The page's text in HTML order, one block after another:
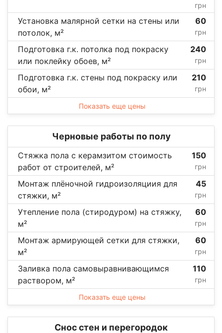
грн
Установка малярной сетки на стены или
потолок, м²
60
грн
Подготовка г.к. потолка под покраску
или поклейку обоев, м²
240
грн
Подготовка г.к. стены под покраску или
обои, м²
210
грн
Показать еще цены
Черновые работы по полу
Стяжка пола с керамзитом стоимость
работ от строителей, м²
150
грн
Монтаж плёночной гидроизоляциия для
стяжки, м²
45
грн
Утепление пола (стиродуром) на стяжку,
м²
60
грн
Монтаж армирующей сетки для стяжки,
м²
60
грн
Заливка пола самовыравнивающимся
раствором, м²
110
грн
Показать еще цены
Снос стен и перегородок